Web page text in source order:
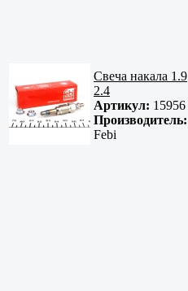
Свеча накала 1.9
2.4
Артикул: 15956
Производитель:
Febi